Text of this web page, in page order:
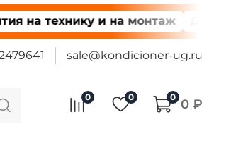
технику и на монтаж Доставка
sale@kondicioner-ug.ru
0 0 0 0 ₽